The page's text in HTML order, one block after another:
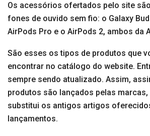
Os acessórios ofertados pelo site
fones de ouvido sem fio: o Galaxy
AirPods Pro e o AirPods 2, ambos da
São esses os tipos de produtos que
encontrar no catálogo do website.
sempre sendo atualizado. Assim,
produtos são lançados pelas marcas,
substitui os antigos artigos
lançamentos.